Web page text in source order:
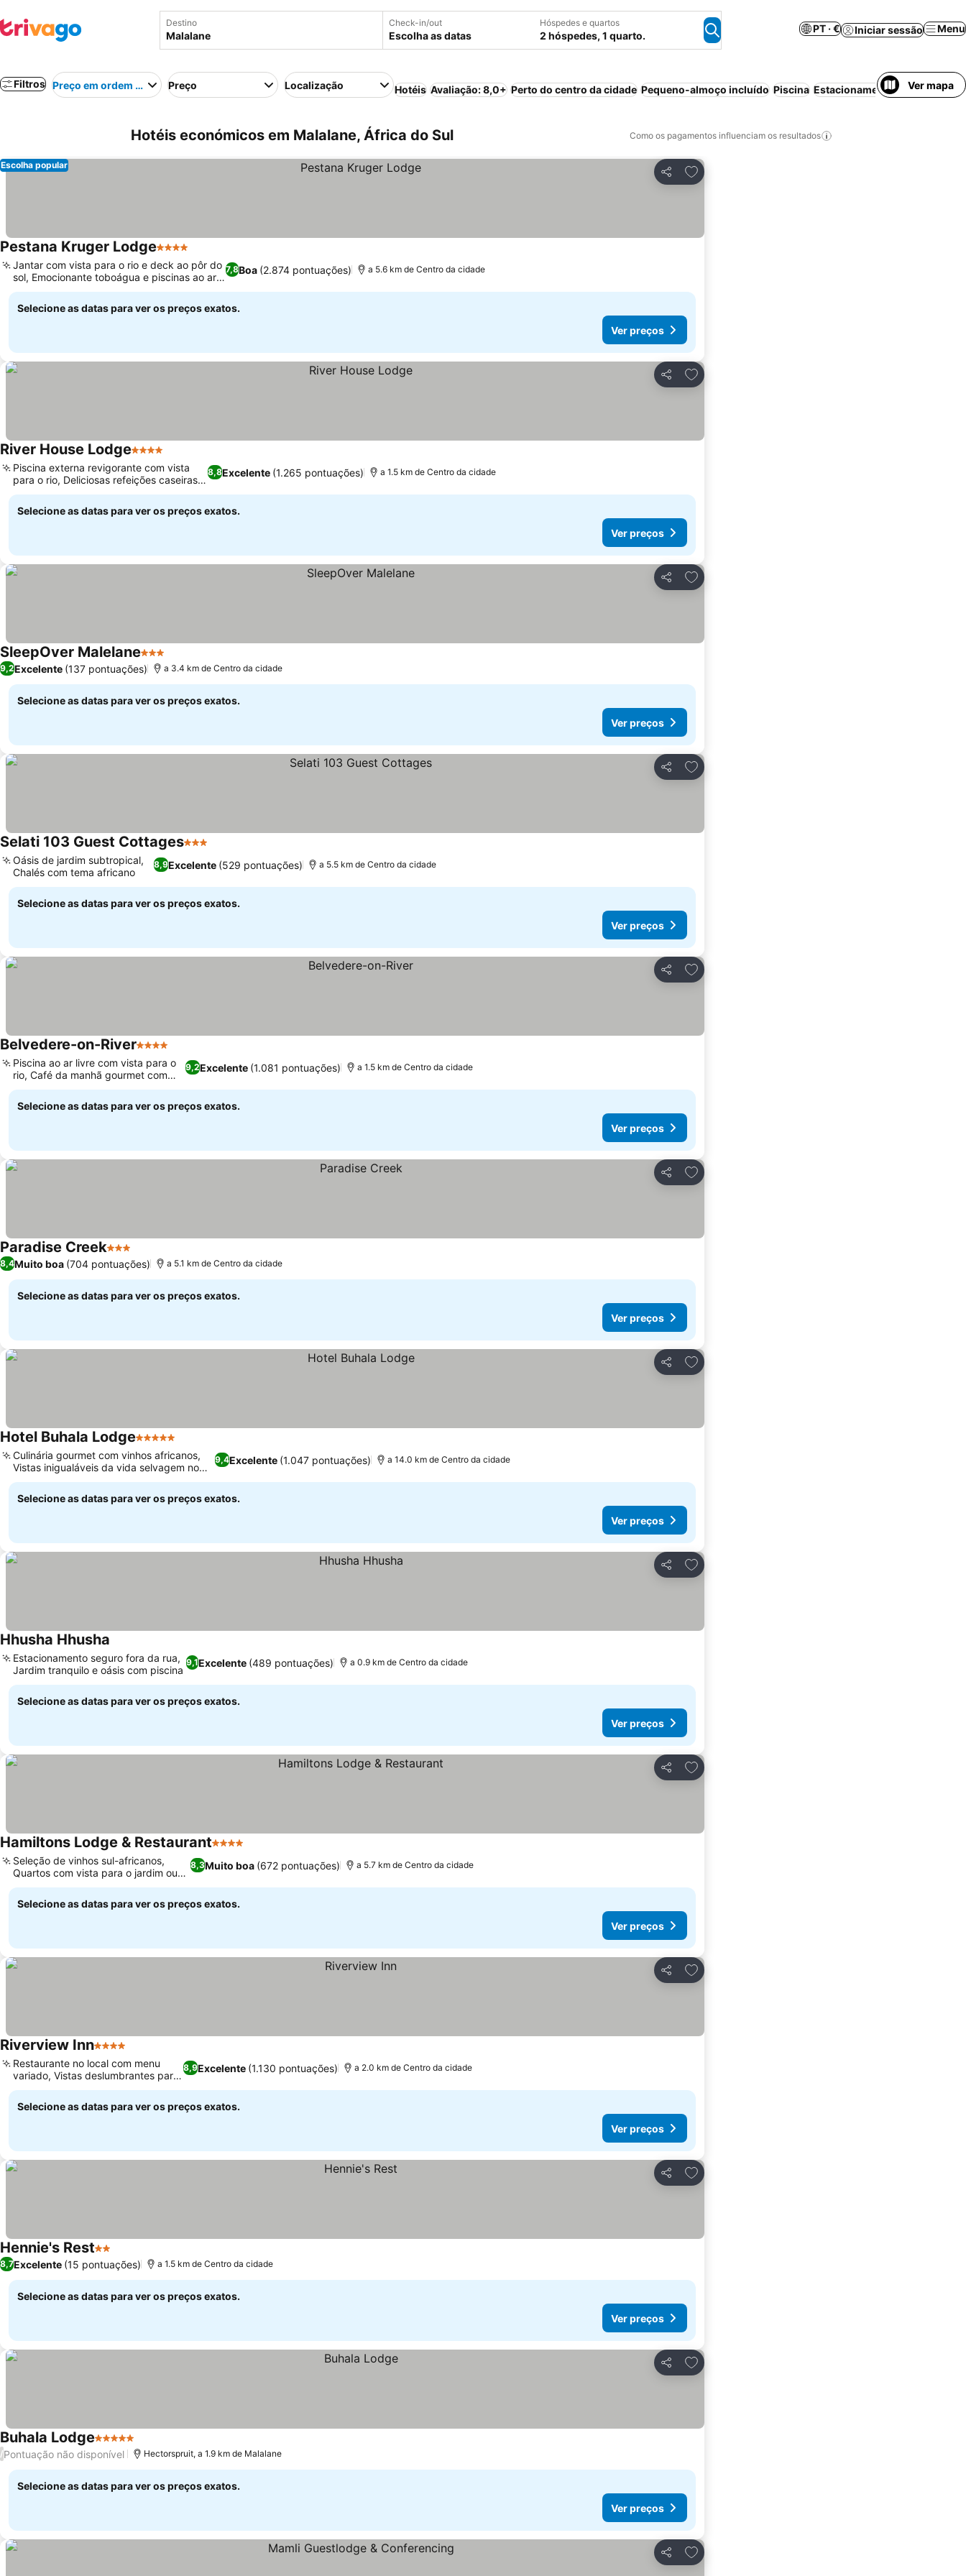
Destino Check-in/out
Escolha as datas
Hóspedes e quartos
2 hóspedes, 1 quarto.
PT · € Iniciar sessão Menu
Filtros Preço em ordem crescentePreço Localização Hotéis Avaliação: 8,0+ Perto do centro da cidade Pequeno-almoço incluído Piscina Estacionamento Meia-pensão
Ver mapa
Hotéis económicos em Malalane, África do Sul Como os pagamentos influenciam os resultados
Partilhar
Adicionar aos favoritos
Escolha popular
Pestana Kruger Lodge4 Estrelas
7,8Boa (2.874 pontuações)
Jantar com vista para o rio e deck ao pôr do
sol, Emocionante toboágua e piscinas ao ar
livre
a 5.6 km de Centro da cidade
Selecione as datas para ver os preços exatos.
Ver preços
Partilhar
Adicionar aos favoritos
River House Lodge4 Estrelas
8,8Excelente (1.265 pontuações)
Piscina externa revigorante com vista
para o rio, Deliciosas refeições caseiras
autênticas
a 1.5 km de Centro da cidade
Selecione as datas para ver os preços exatos.
Ver preços
Partilhar
Adicionar aos favoritos
SleepOver Malelane3 Estrelas
9,2Excelente (137 pontuações) a 3.4 km de Centro da cidade
Selecione as datas para ver os preços exatos.
Ver preços
Partilhar
Adicionar aos favoritos
Selati 103 Guest Cottages3 Estrelas
8,9Excelente (529 pontuações)
Oásis de jardim subtropical,
Chalés com tema africano
a 5.5 km de Centro da cidade
Selecione as datas para ver os preços exatos.
Ver preços
Partilhar
Adicionar aos favoritos
Belvedere-on-River4 Estrelas
9,2Excelente (1.081 pontuações)
Piscina ao ar livre com vista para o
rio, Café da manhã gourmet com
vista
a 1.5 km de Centro da cidade
Selecione as datas para ver os preços exatos.
Ver preços
Partilhar
Adicionar aos favoritos
Paradise Creek3 EstrelasVer preços
8,4Muito boa (704 pontuações) a 5.1 km de Centro da cidade
Selecione as datas para ver os preços exatos.
Ver preços
Partilhar
Adicionar aos favoritos
Hotel Buhala Lodge5 Estrelas
9,4Excelente (1.047 pontuações)
Culinária gourmet com vinhos africanos,
Vistas inigualáveis da vida selvagem no
Rio Crocodile
a 14.0 km de Centro da cidade
Selecione as datas para ver os preços exatos.
Ver preços
Partilhar
Adicionar aos favoritos
Hhusha Hhusha
9,1Excelente (489 pontuações)
Estacionamento seguro fora da rua,
Jardim tranquilo e oásis com piscina
a 0.9 km de Centro da cidade
Selecione as datas para ver os preços exatos.
Ver preços
Partilhar
Adicionar aos favoritos
Hamiltons Lodge & Restaurant4 Estrelas
8,3Muito boa (672 pontuações)
Seleção de vinhos sul-africanos,
Quartos com vista para o jardim ou
piscina
a 5.7 km de Centro da cidade
Selecione as datas para ver os preços exatos.
Ver preços
Partilhar
Adicionar aos favoritos
Riverview Inn4 Estrelas
8,9Excelente (1.130 pontuações)
Restaurante no local com menu
variado, Vistas deslumbrantes para
o rio
a 2.0 km de Centro da cidade
Selecione as datas para ver os preços exatos.
Ver preços
Partilhar
Adicionar aos favoritos
Hennie's Rest2 EstrelasVer preços
8,7Excelente (15 pontuações) a 1.5 km de Centro da cidade
Selecione as datas para ver os preços exatos.
Ver preços
Partilhar
Adicionar aos favoritos
Buhala Lodge5 EstrelasVer preços
/Pontuação não disponível Hectorspruit, a 1.9 km de Malalane
Selecione as datas para ver os preços exatos.
Ver preços
Partilhar
Adicionar aos favoritos